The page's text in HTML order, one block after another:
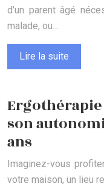
d’un parent âgé
malade, ou…
Lire la suite
son
ans
Imaginez-vous
votre maison, un lieu